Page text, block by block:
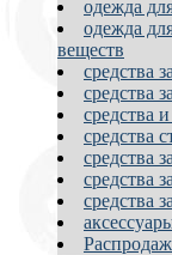
одежда
одежда
веществ
средства
средства
средства
средства
средства
средства
средства